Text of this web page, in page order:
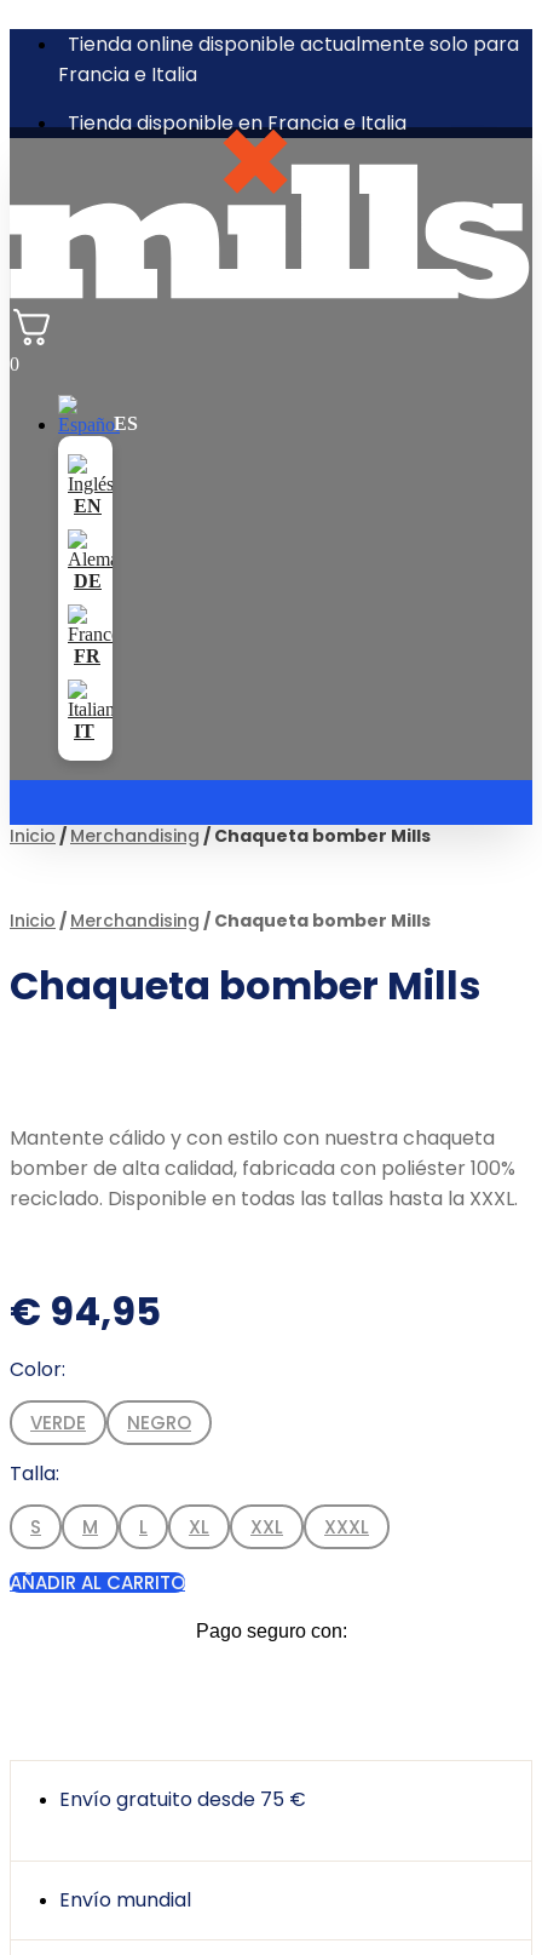
Tienda online disponible actualmente solo para
Francia e Italia
Tienda disponible en Francia e Italia
0
Inicio / Merchandising / Chaqueta bomber Mills
Inicio / Merchandising / Chaqueta bomber Mills
Chaqueta bomber Mills
Mantente cálido y con estilo con nuestra chaqueta
bomber de alta calidad, fabricada con poliéster 100%
reciclado. Disponible en todas las tallas hasta la XXXL.
€ 94,95
Color:
VERDE NEGRO
Talla:
S M L XL XXL XXXL
AÑADIR AL CARRITO
Pago seguro con:
Envío gratuito desde 75 €
Envío mundial